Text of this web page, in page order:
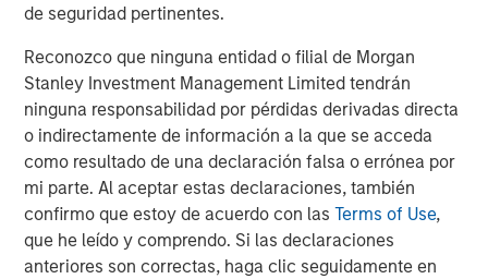
de seguridad pertinentes.
Reconozco que ninguna entidad o filial de Morgan
Stanley Investment Management Limited tendrán
ninguna responsabilidad por pérdidas derivadas directa
o indirectamente de información a la que se acceda
como resultado de una declaración falsa o errónea por
mi parte. Al aceptar estas declaraciones, también
confirmo que estoy de acuerdo con lasTerms of Use,
que he leído y comprendo. Si las declaraciones
anteriores son correctas, haga clic seguidamente en
Source: Census Bureau, MSREI Strategy, as of December 2025
Multifamily Construction Continues to Fall